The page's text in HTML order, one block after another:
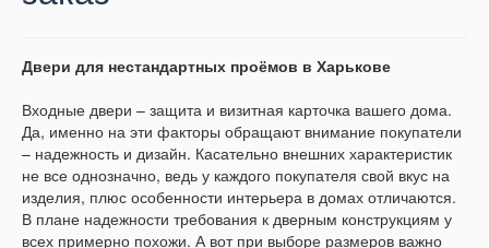
Двери для нестандартных проёмов в Харькове
Входные двери – защита и визитная карточка вашего дома.
Да, именно на эти факторы обращают внимание покупатели
– надежность и дизайн. Касательно внешних характеристик
не все однозначно, ведь у каждого покупателя свой вкус на
изделия, плюс особенности интерьера в домах отличаются.
В плане надежности требования к дверным конструкциям у
всех примерно похожи. А вот при выборе размеров важно